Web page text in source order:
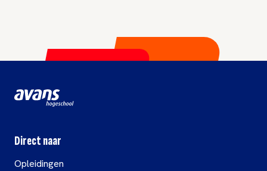
Direct naar
Opleidingen